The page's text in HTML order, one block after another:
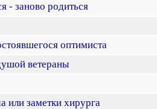
- заново родиться
оптимиста
ветераны
или заметки хирурга